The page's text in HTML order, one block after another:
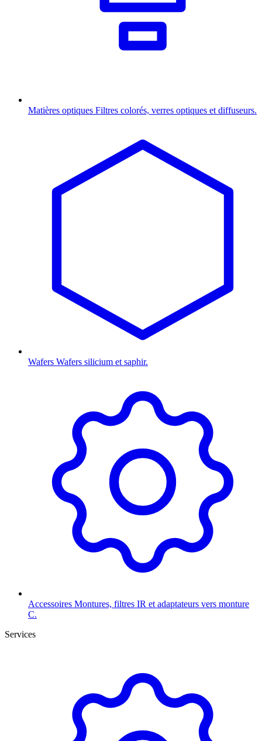
Matières optiques Filtres colorés, verres optiques et diffuseurs.
Wafers Wafers silicium et saphir.
Accessoires Montures, filtres IR et adaptateurs vers monture
C.
Services